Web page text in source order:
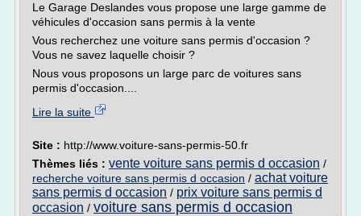
Le Garage Deslandes vous propose une large gamme de
véhicules d'occasion sans permis à la vente
Vous recherchez une voiture sans permis d'occasion ?
Vous ne savez laquelle choisir ?
Nous vous proposons un large parc de voitures sans
permis d'occasion....
Lire la suite
Site : http://www.voiture-sans-permis-50.fr
Thèmes liés : vente voiture sans permis d occasion /
recherche voiture sans permis d occasion / achat voiture
sans permis d occasion / prix voiture sans permis d
occasion / voiture sans permis d occasion